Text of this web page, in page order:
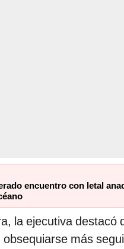
encuentro con letal
la ejecutiva destacó
más